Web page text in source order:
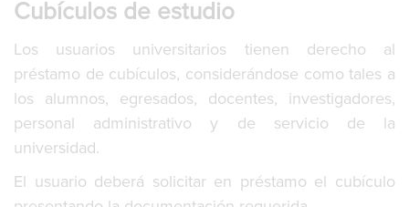
Cubículos de estudio
Los usuarios universitarios tienen derecho al
préstamo de cubículos, considerándose como tales a
los alumnos, egresados, docentes, investigadores,
personal administrativo y de servicio de la
universidad.
El usuario deberá solicitar en préstamo el cubículo